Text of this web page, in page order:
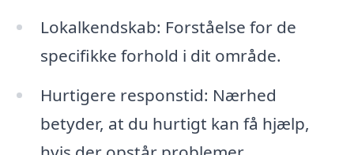
Lokalkendskab: Forståelse for de
specifikke forhold i dit område.
Hurtigere responstid: Nærhed
betyder, at du hurtigt kan få hjælp,